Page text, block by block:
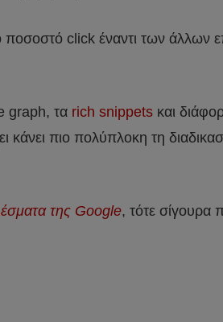
click έναντι των άλλων
graph, τα rich snippets και
κάνει πιο πολύπλοκη τη
της Google, τότε σίγουρα